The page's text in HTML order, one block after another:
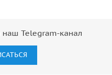
наш Telegram-канал